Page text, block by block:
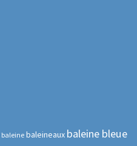
baleine baleineaux baleine bleue